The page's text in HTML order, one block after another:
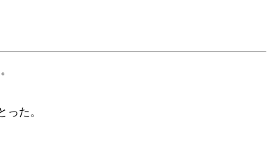
た。